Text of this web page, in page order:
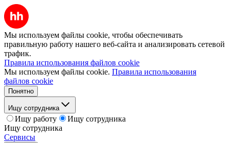
Мы используем файлы cookie, чтобы обеспечивать
правильную работу нашего веб-сайта и анализировать сетевой
трафик.
Правила использования файлов cookie
Мы используем файлы cookie. Правила использования
файлов cookie
Понятно
Ищу сотрудника
Ищу работу
Ищу сотрудника
Ищу сотрудника
Сервисы